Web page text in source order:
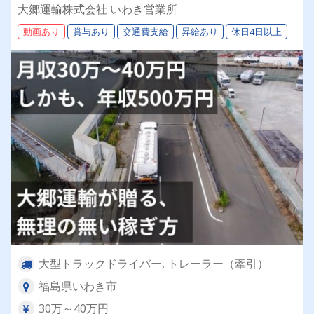
など福利厚生も充実！
大郷運輸株式会社 いわき営業所
動画あり 賞与あり 交通費支給 昇給あり 休日4日以上
大型トラックドライバー, トレーラー（牽引）
福島県いわき市
30万～40万円